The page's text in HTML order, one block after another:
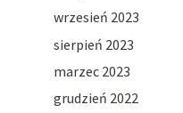
wrzesień 2023
sierpień 2023
marzec 2023
grudzień 2022